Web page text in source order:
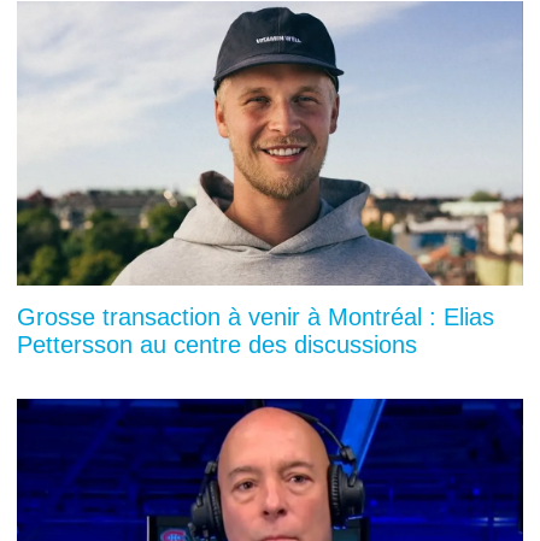
Grosse transaction à venir à Montréal : Elias
Pettersson au centre des discussions